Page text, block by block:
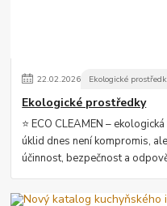
22.02.2026 Ekologické
Ekologické prostředky
⭐ ECO CLEAMEN –
úklid dnes není kompromis,
účinnost, bezpečnost a